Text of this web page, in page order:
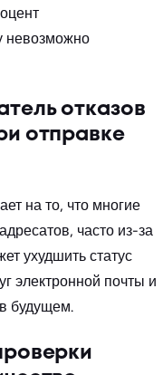
невозможно
отказов
отправке
на то, что многие
часто из-за
ухудшить статус
электронной почты и
будущем.